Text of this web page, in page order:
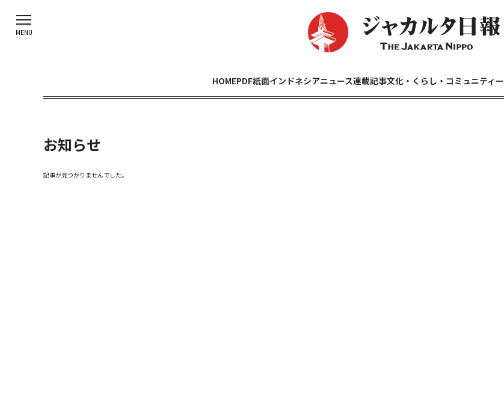
HOMEPDF紙面インドネシアニュース連載記事文化・くらし・コミュニティー
お知らせ
記事が見つかりませんでした。